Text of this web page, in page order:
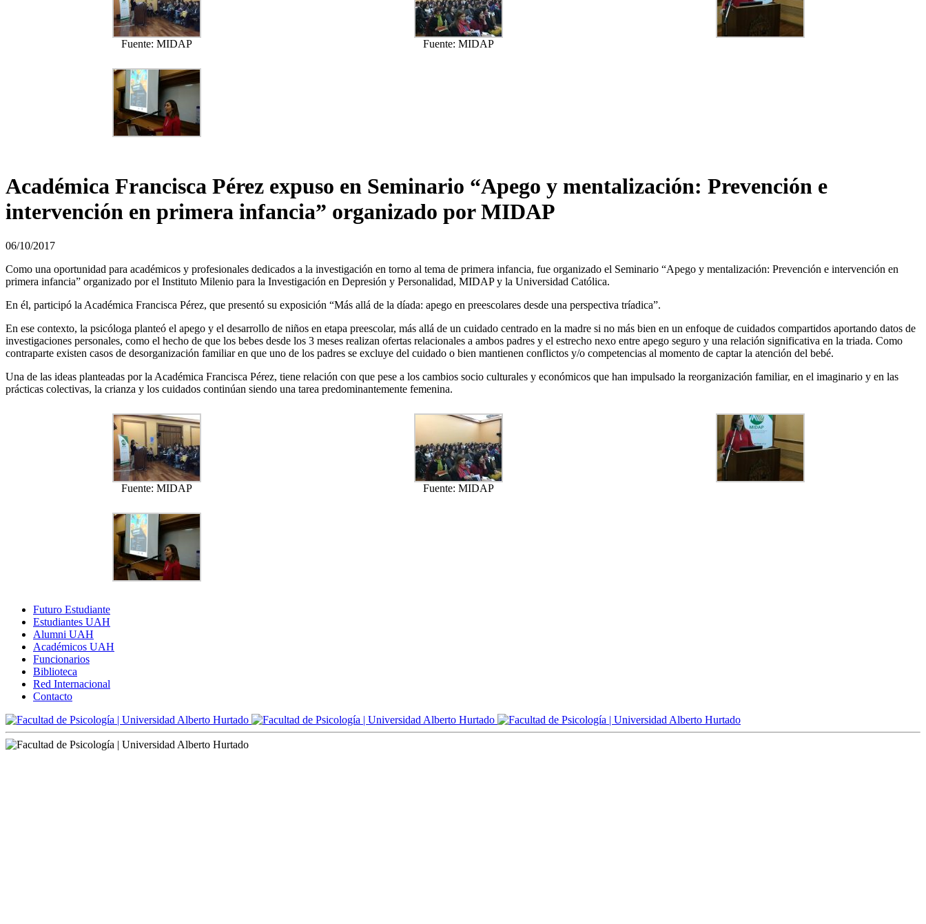
Fuente: MIDAP Fuente: MIDAP
Académica Francisca Pérez expuso en Seminario “Apego y mentalización: Prevención e
intervención en primera infancia” organizado por MIDAP
06/10/2017
Como una oportunidad para académicos y profesionales dedicados a la investigación en torno al tema de primera infancia, fue organizado el Seminario “Apego y mentalización: Prevención e intervención en
primera infancia” organizado por el Instituto Milenio para la Investigación en Depresión y Personalidad, MIDAP y la Universidad Católica.
En él, participó la Académica Francisca Pérez, que presentó su exposición “Más allá de la díada: apego en preescolares desde una perspectiva tríadica”.
En ese contexto, la psicóloga planteó el apego y el desarrollo de niños en etapa preescolar, más allá de un cuidado centrado en la madre si no más bien en un enfoque de cuidados compartidos aportando datos de
investigaciones personales, como el hecho de que los bebes desde los 3 meses realizan ofertas relacionales a ambos padres y el estrecho nexo entre apego seguro y una relación significativa en la triada. Como
contraparte existen casos de desorganización familiar en que uno de los padres se excluye del cuidado o bien mantienen conflictos y/o competencias al momento de captar la atención del bebé.
Una de las ideas planteadas por la Académica Francisca Pérez, tiene relación con que pese a los cambios socio culturales y económicos que han impulsado la reorganización familiar, en el imaginario y en las
prácticas colectivas, la crianza y los cuidados continúan siendo una tarea predominantemente femenina.
Fuente: MIDAP Fuente: MIDAP
Futuro Estudiante
Estudiantes UAH
Alumni UAH
Académicos UAH
Funcionarios
Biblioteca
Red Internacional
Contacto